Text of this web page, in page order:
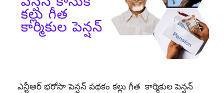
ఎన్టీఆర్ భరోసా పెన్షన్ పథకం కల్లు గీత కార్మికుల పెన్షన్